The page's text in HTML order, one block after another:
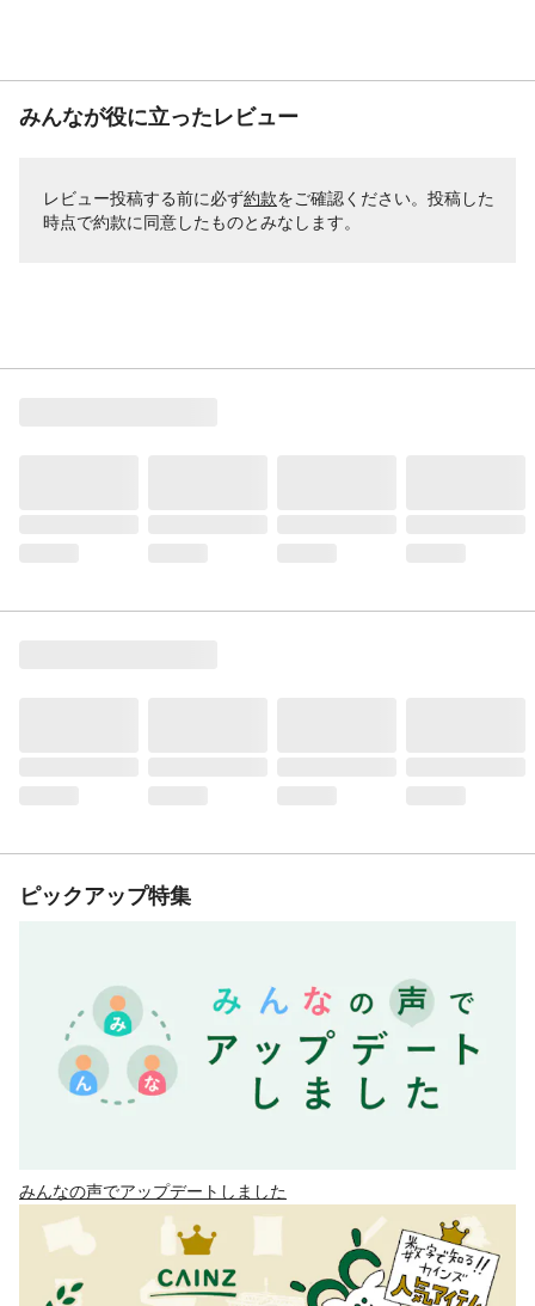
みんなが役に立ったレビュー
レビュー投稿する前に必ず約款をご確認ください。投稿した
時点で約款に同意したものとみなします。
ピックアップ特集
みんなの声でアップデートしました